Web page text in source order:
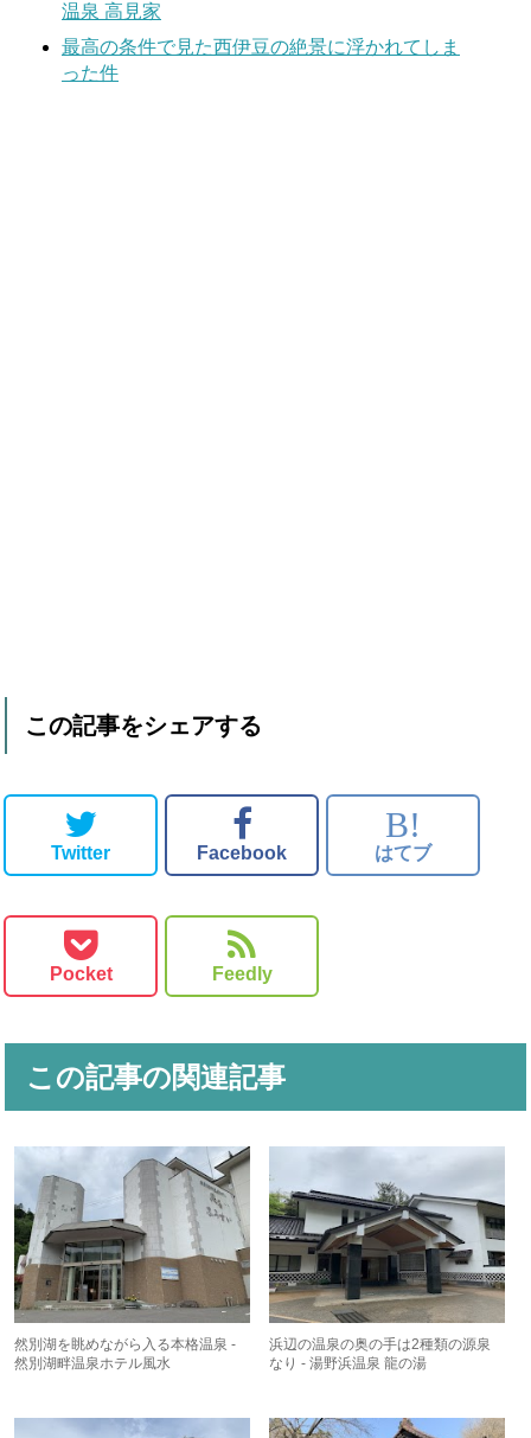
温泉 高見家
最高の条件で見た西伊豆の絶景に浮かれてしま
った件
この記事をシェアする
Twitter Facebook
B!
はてブ
Pocket Feedly
この記事の関連記事
然別湖を眺めながら入る本格温泉 -
然別湖畔温泉ホテル風水
浜辺の温泉の奥の手は2種類の源泉
なり - 湯野浜温泉 龍の湯